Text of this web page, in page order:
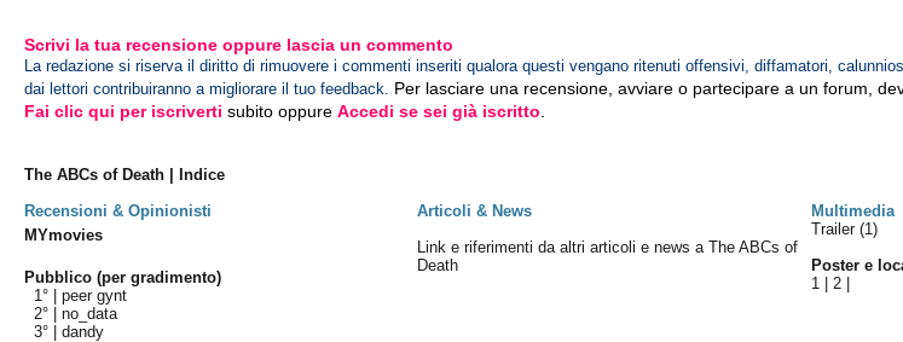
Scrivi la tua recensione oppure lascia un commento
La redazione si riserva il diritto di rimuovere i commenti inseriti qualora questi vengano ritenuti offensivi, diffamatori,
dai lettori contribuiranno a migliorare il tuo feedback. Per lasciare una recensione, avviare o partecipare a un forum,
Fai clic qui per iscriverti subito oppureAccedi se sei già iscritto
The ABCs of Death | Indice
Recensioni & Opinionisti
Articoli & News Multimedia
MYmovies
Pubblico (per gradimento)
1° |peer gynt
2° |no_data
3° |dandy
Link e riferimenti da altri articoli e news a The ABCs of
Death
Trailer (1)
Poster e
1 |2